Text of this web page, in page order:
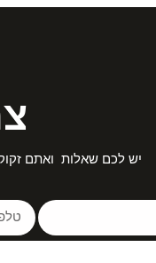
יש לכם שאלות ואתם